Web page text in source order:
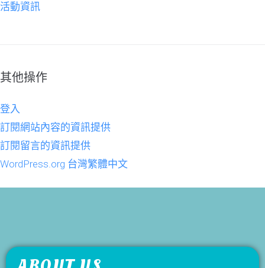
活動資訊
其他操作
登入
訂閱網站內容的資訊提供
訂閱留言的資訊提供
WordPress.org 台灣繁體中文